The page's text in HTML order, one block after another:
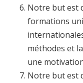
Notre but est
formations
méthodes et
une
Notre but est